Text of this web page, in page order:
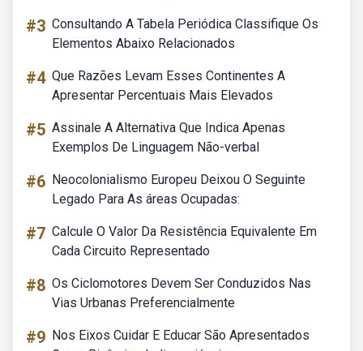
#3 Consultando A Tabela Periódica Classifique Os
Elementos Abaixo Relacionados
#4 Que Razões Levam Esses Continentes A
Apresentar Percentuais Mais Elevados
#5 Assinale A Alternativa Que Indica Apenas
Exemplos De Linguagem Não-verbal
#6 Neocolonialismo Europeu Deixou O Seguinte
Legado Para As áreas Ocupadas:
#7 Calcule O Valor Da Resistência Equivalente Em
Cada Circuito Representado
#8 Os Ciclomotores Devem Ser Conduzidos Nas
Vias Urbanas Preferencialmente
#9 Nos Eixos Cuidar E Educar São Apresentados